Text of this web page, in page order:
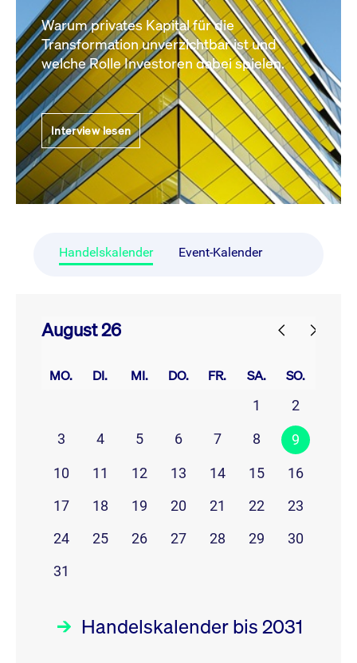
Warum privates Kapital für die
Transformation unverzichtbar ist und
welche Rolle Investoren dabei spielen.
Interview lesen
Handelskalender Event-Kalender
August 26
MO. DI. MI. DO. FR. SA. SO.
1
2
3
4 5 6 7 8 9
10 11 12 13 14 15
16
17
18 19 20 21 22
23
24
25 26 27 28 29
30
31
Handelskalender bis 2031